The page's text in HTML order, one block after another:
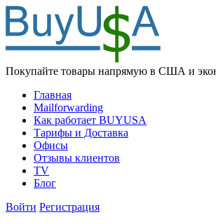
Покупайте товары напрямую в США и
Главная
Mailforwarding
Как работает BUYUSA
Тарифы и Доставка
Офисы
Отзывы клиентов
TV
Блог
Войти Регистрация